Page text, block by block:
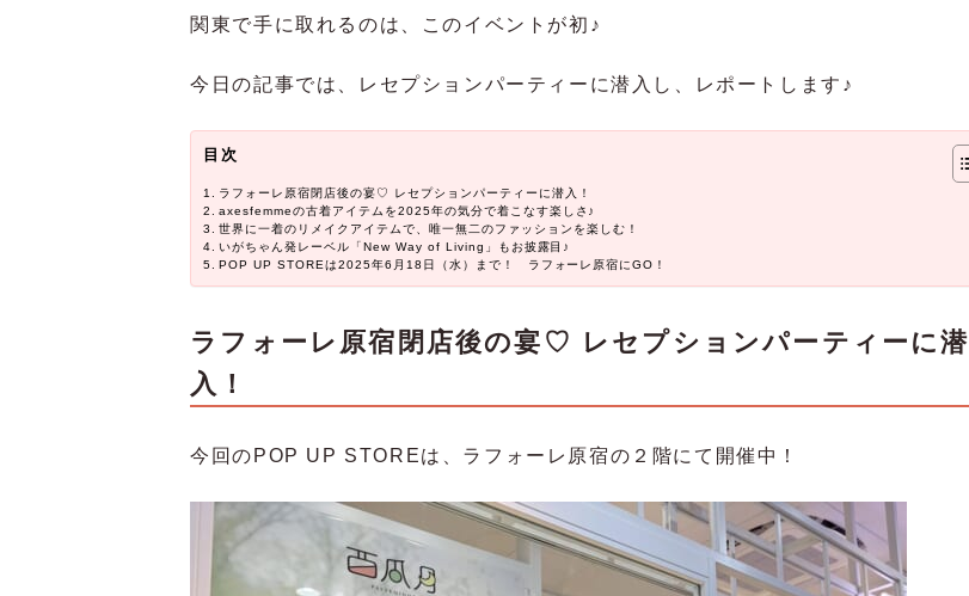
関東で手に取れるのは、このイベントが初♪
今日の記事では、レセプションパーティーに潜入し、レポートします♪
目次
ラフォーレ原宿閉店後の宴♡ レセプションパーティーに潜入！
axesfemmeの古着アイテムを2025年の気分で着こなす楽しさ♪
世界に一着のリメイクアイテムで、唯一無二のファッションを楽しむ！
いがちゃん発レーベル「New Way of Living」もお披露目♪
POP UP STOREは2025年6月18日（水）まで！ ラフォーレ原宿にGO！
ラフォーレ原宿閉店後の宴♡ レセプションパーティーに潜
入！
今回のPOP UP STOREは、ラフォーレ原宿の２階にて開催中！